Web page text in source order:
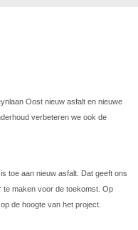
Oost nieuw asfalt en nieuwe
verbeteren we ook de
toe aan nieuw asfalt. Dat geeft ons
te maken voor de toekomst. Op
de hoogte van het project.